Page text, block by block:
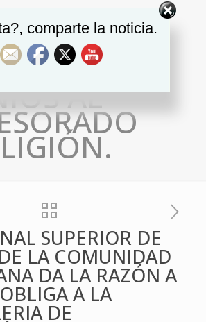
DE
A
LOS
AL
SUPERIOR DE
LA COMUNIDAD
DA LA RAZÓN A
A LA
DE
comparte la noticia.